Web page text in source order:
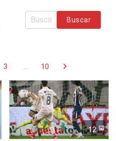
Buscar
3 10 chevron_right
12